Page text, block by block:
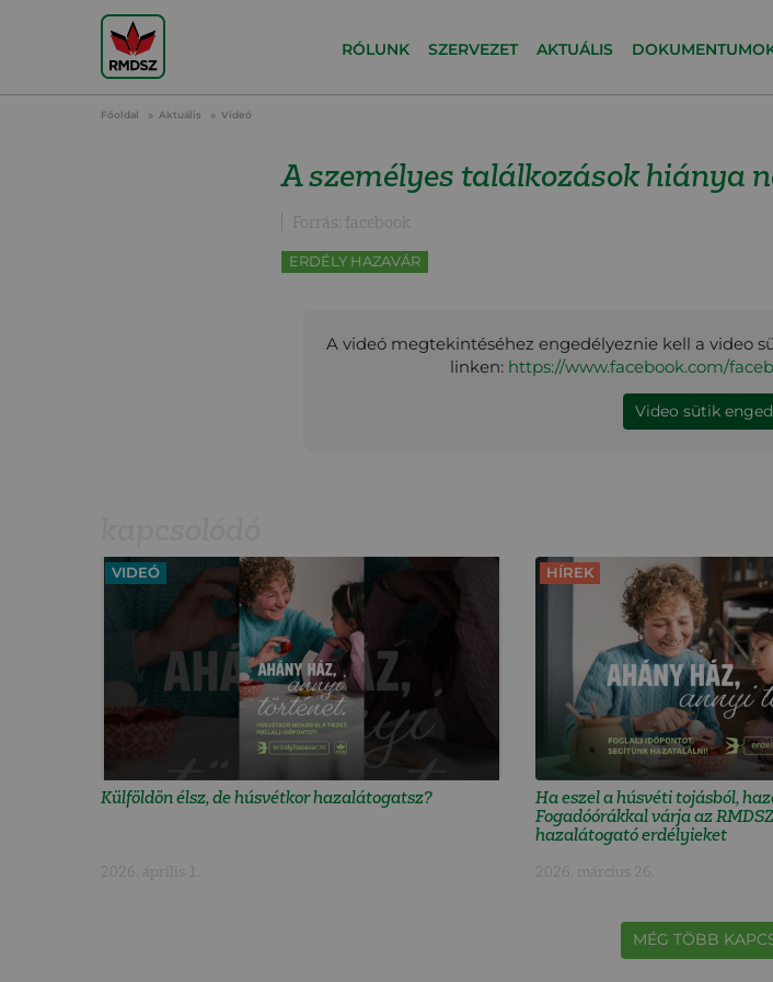
RÓLUNK SZERVEZET AKTUÁLIS
Főoldal Aktuális Videó
A személyes találkozások hiánya
Forrás: facebook
ERDÉLY HAZAVÁR
A videó megtekintéséhez engedélyeznie kell a video
linken: https://www.facebook.com/
Video sütik
VIDEÓ
Külföldön élsz, de húsvétkor hazalátogatsz?
2026. április 1.
HÍREK
Ha eszel a húsvéti tojásból,
Fogadóórákkal várja az
hazalátogató erdélyieket
2026. március 26.
MÉG TÖBB